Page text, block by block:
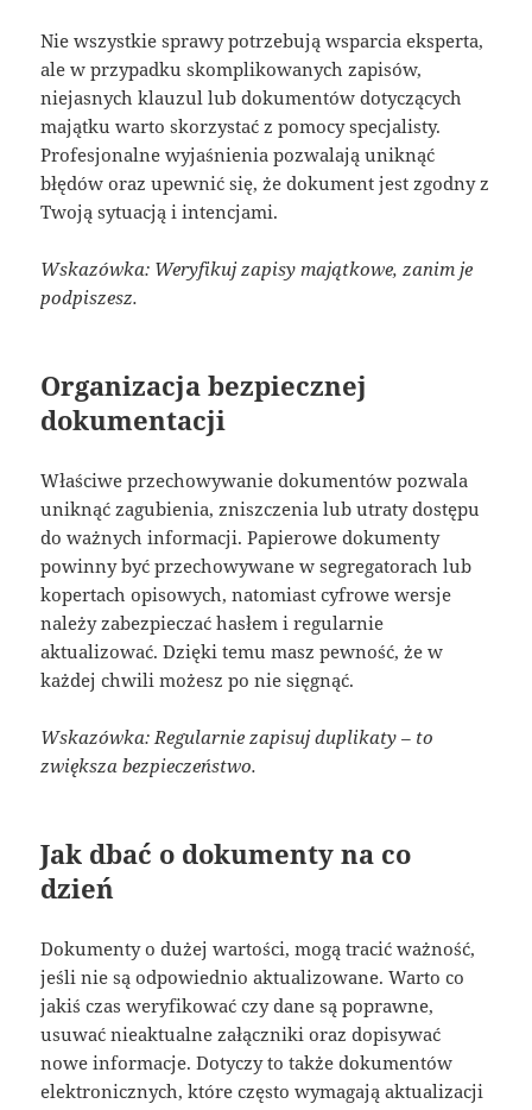
Nie wszystkie sprawy potrzebują wsparcia eksperta,
ale w przypadku skomplikowanych zapisów,
niejasnych klauzul lub dokumentów dotyczących
majątku warto skorzystać z pomocy specjalisty.
Profesjonalne wyjaśnienia pozwalają uniknąć
błędów oraz upewnić się, że dokument jest zgodny z
Twoją sytuacją i intencjami.
Wskazówka: Weryfikuj zapisy majątkowe, zanim je
podpiszesz.
Organizacja bezpiecznej
dokumentacji
Właściwe przechowywanie dokumentów pozwala
uniknąć zagubienia, zniszczenia lub utraty dostępu
do ważnych informacji. Papierowe dokumenty
powinny być przechowywane w segregatorach lub
kopertach opisowych, natomiast cyfrowe wersje
należy zabezpieczać hasłem i regularnie
aktualizować. Dzięki temu masz pewność, że w
każdej chwili możesz po nie sięgnąć.
Wskazówka: Regularnie zapisuj duplikaty – to
zwiększa bezpieczeństwo.
Jak dbać o dokumenty na co
dzień
Dokumenty o dużej wartości, mogą tracić ważność,
jeśli nie są odpowiednio aktualizowane. Warto co
jakiś czas weryfikować czy dane są poprawne,
usuwać nieaktualne załączniki oraz dopisywać
nowe informacje. Dotyczy to także dokumentów
elektronicznych, które często wymagają aktualizacji